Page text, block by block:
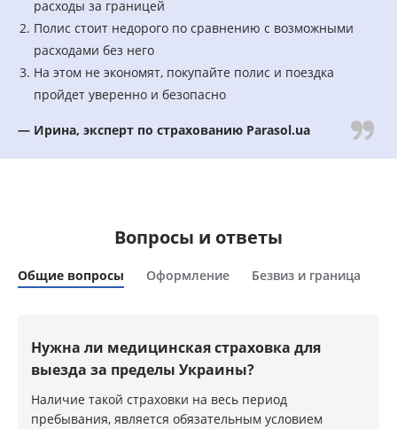
расходы за границей
Полис стоит недорого по сравнению с возможными
расходами без него
На этом не экономят, покупайте полис и поездка
пройдет уверенно и безопасно
— Ирина, эксперт по страхованию Parasol.ua
Вопросы и ответы
Общие вопросы Оформление Безвиз и граница
Нужна ли медицинская страховка для
выезда за пределы Украины?
Наличие такой страховки на весь период
пребывания, является обязательным условием